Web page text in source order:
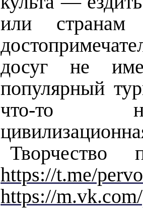
или
досуг не
популярный
что-то
Творчество
https://t.me/
https://